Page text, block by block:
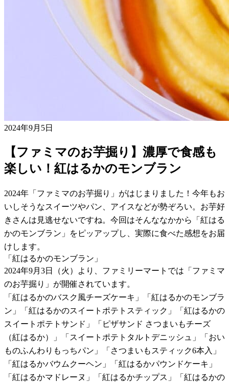
2024年9月5日
【ファミマのお芋掘り】濃厚で食感も
楽しい！紅はるかのモンブラン
2024年「ファミマのお芋掘り」がはじまりました！今年もお
いしそうなスイーツやパン、アイスなどが勢ぞろい。お芋好
きさんは見逃せないですね。今回はそんななかから「紅はる
かのモンブラン」をピッアップし、実際に食べた感想をお届
けします。
「紅はるかのモンブラン」
2024年9月3日（火）より、ファミリーマートでは「ファミマ
のお芋掘り」が開催されています。
「紅はるかのバスク風チーズケーキ」「紅はるかのモンブラ
ン」「紅はるかのスイートポテトスティック」「紅はるかの
スイートポテトサンド」「ピザサンド さつまいもチーズ
（紅はるか）」「スイートポテトタルトデニッシュ」「おい
ものふんわりもっちパン」「さつまいもスティック6本入」
「紅はるかバウムクーヘン」「紅はるかパウンドケーキ」
「紅はるかマドレーヌ」「紅はるかチップス」「紅はるかの